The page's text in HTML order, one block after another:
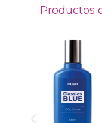
Productos